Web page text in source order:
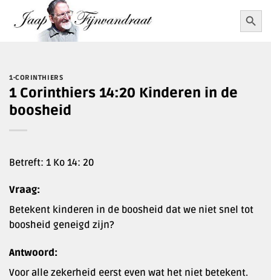
naar
Zoek
naar:
1-CORINTHIERS
1 Corinthiers 14:20 Kinderen in de
boosheid
Betreft: 1 Ko 14: 20
Vraag:
Betekent kinderen in de boosheid dat we niet snel tot
boosheid geneigd zijn?
Antwoord:
Voor alle zekerheid eerst even wat het niet betekent.